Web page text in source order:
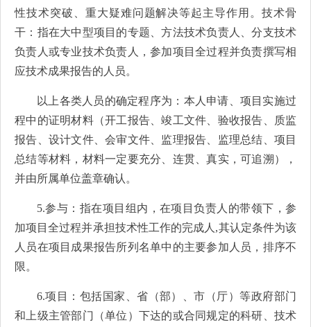
性技术突破、重大疑难问题解决等起主导作用。技术骨
干：指在大中型项目的专题、方法技术负责人、分支技术
负责人或专业技术负责人，参加项目全过程并负责撰写相
应技术成果报告的人员。
以上各类人员的确定程序为：本人申请、项目实施过
程中的证明材料（开工报告、竣工文件、验收报告、质监
报告、设计文件、会审文件、监理报告、监理总结、项目
总结等材料，材料一定要充分、连贯、真实，可追溯），
并由所属单位盖章确认。
5.参与：指在项目组内，在项目负责人的带领下，参
加项目全过程并承担技术性工作的完成人,其认定条件为该
人员在项目成果报告所列名单中的主要参加人员，排序不
限。
6.项目：包括国家、省（部）、市（厅）等政府部门
和上级主管部门（单位）下达的或合同规定的科研、技术